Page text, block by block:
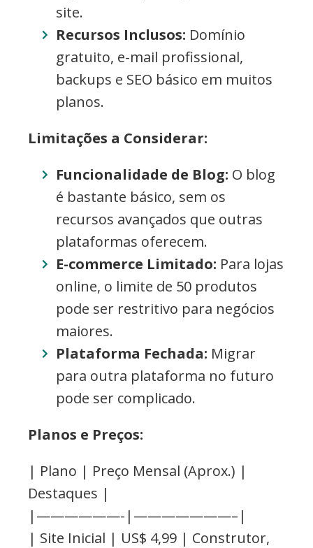
site.
Recursos Inclusos: Domínio
gratuito, e-mail profissional,
backups e SEO básico em muitos
planos.
Limitações a Considerar:
Funcionalidade de Blog: O blog
é bastante básico, sem os
recursos avançados que outras
plataformas oferecem.
E-commerce Limitado: Para lojas
online, o limite de 50 produtos
pode ser restritivo para negócios
maiores.
Plataforma Fechada: Migrar
para outra plataforma no futuro
pode ser complicado.
Planos e Preços:
| Plano | Preço Mensal (Aprox.) |
Destaques |
|——————-|———————–|
| Site Inicial | US$ 4,99 | Construtor,